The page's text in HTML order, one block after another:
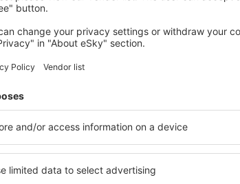
Mehr Hotels ansehen in Middleton